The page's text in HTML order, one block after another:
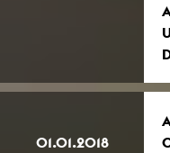
01.01.2018